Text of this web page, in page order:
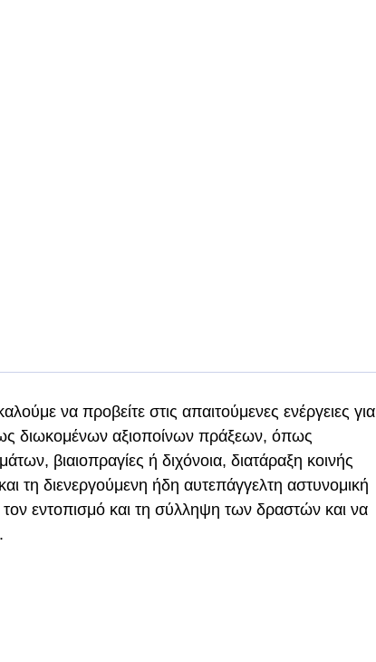
να προβείτε στις απαιτούμενες ενέργειες για
διωκομένων αξιοποίνων πράξεων, όπως
βιαιοπραγίες ή διχόνοια, διατάραξη κοινής
τη διενεργούμενη ήδη αυτεπάγγελτη αστυνομική
εντοπισμό και τη σύλληψη των δραστών και να